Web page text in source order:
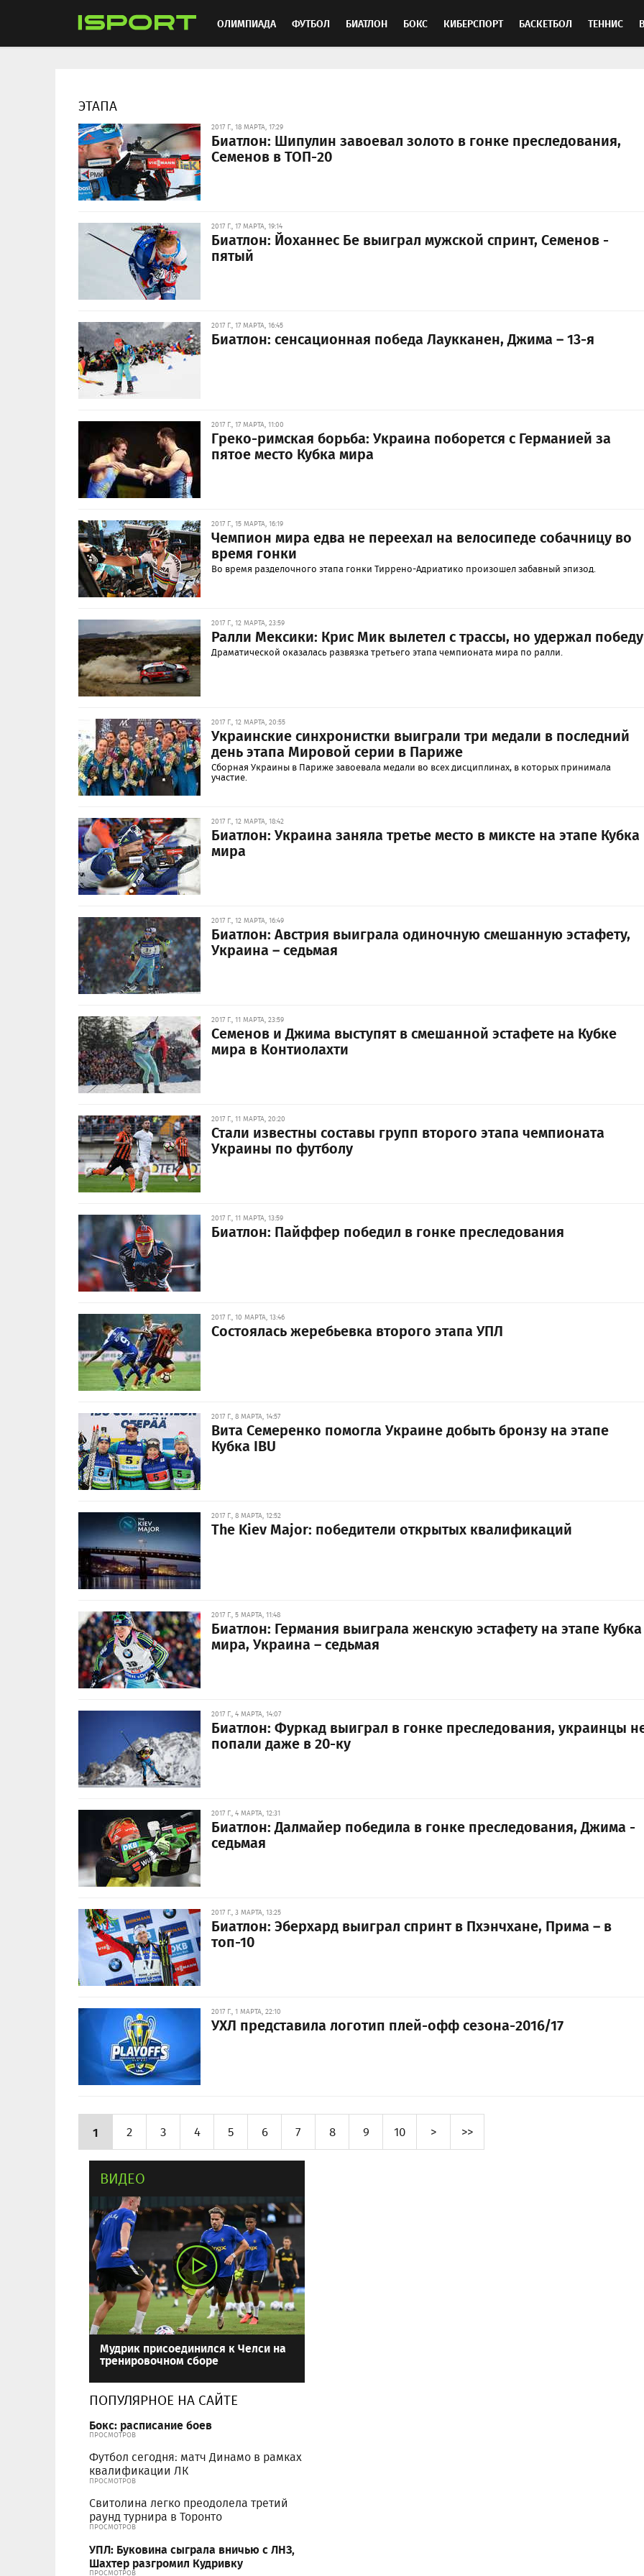
ОЛИМПИАДА ФУТБОЛ БИАТЛОН БОКС КИБЕРСПОРТ БАСКЕТБОЛ ТЕННИС
ЭТАПА
2017 Г., 18 МАРТА, 17:29
Биатлон: Шипулин завоевал золото в гонке преследования,
Семенов в ТОП-20
2017 Г., 17 МАРТА, 19:14
Биатлон: Йоханнес Бе выиграл мужской спринт, Семенов -
пятый
2017 Г., 17 МАРТА, 16:45
Биатлон: сенсационная победа Лаукканен, Джима – 13-я
2017 Г., 17 МАРТА, 11:00
Греко-римская борьба: Украина поборется с Германией за
пятое место Кубка мира
2017 Г., 15 МАРТА, 16:19
Чемпион мира едва не переехал на велосипеде собачницу во
время гонки
Во время разделочного этапа гонки Тиррено-Адриатико произошел забавный эпизод.
2017 Г., 12 МАРТА, 23:59
Ралли Мексики: Крис Мик вылетел с трассы, но удержал победу
Драматической оказалась развязка третьего этапа чемпионата мира по ралли.
2017 Г., 12 МАРТА, 20:55
Украинские синхронистки выиграли три медали в последний
день этапа Мировой серии в Париже
Сборная Украины в Париже завоевала медали во всех дисциплинах, в которых принимала
участие.
2017 Г., 12 МАРТА, 18:42
Биатлон: Украина заняла третье место в миксте на этапе Кубка
мира
2017 Г., 12 МАРТА, 16:49
Биатлон: Австрия выиграла одиночную смешанную эстафету,
Украина – седьмая
2017 Г., 11 МАРТА, 23:59
Семенов и Джима выступят в смешанной эстафете на Кубке
мира в Контиолахти
2017 Г., 11 МАРТА, 20:20
Стали известны составы групп второго этапа чемпионата
Украины по футболу
2017 Г., 11 МАРТА, 13:59
Биатлон: Пайффер победил в гонке преследования
2017 Г., 10 МАРТА, 13:46
Состоялась жеребьевка второго этапа УПЛ
2017 Г., 8 МАРТА, 14:57
Вита Семеренко помогла Украине добыть бронзу на этапе
Кубка IBU
2017 Г., 8 МАРТА, 12:52
The Kiev Major: победители открытых квалификаций
2017 Г., 5 МАРТА, 11:48
Биатлон: Германия выиграла женскую эстафету на этапе Кубка
мира, Украина – седьмая
2017 Г., 4 МАРТА, 14:07
Биатлон: Фуркад выиграл в гонке преследования, украинцы
попали даже в 20-ку
2017 Г., 4 МАРТА, 12:31
Биатлон: Далмайер победила в гонке преследования, Джима -
седьмая
2017 Г., 3 МАРТА, 13:25
Биатлон: Эберхард выиграл спринт в Пхэнчхане, Прима – в
топ-10
2017 Г., 1 МАРТА, 22:10
УХЛ представила логотип плей-офф сезона-2016/17
1 2 3 4 5 6 7 8 9 10 > >>
ВИДЕО
Мудрик присоединился к Челси на
тренировочном сборе
ПОПУЛЯРНОЕ НА САЙТЕ
Бокс: расписание боев
ПРОСМОТРОВ
Футбол сегодня: матч Динамо в рамках
квалификации ЛК
ПРОСМОТРОВ
Свитолина легко преодолела третий
раунд турнира в Торонто
ПРОСМОТРОВ
УПЛ: Буковина сыграла вничью с ЛНЗ,
Шахтер разгромил Кудривку
ПРОСМОТРОВ